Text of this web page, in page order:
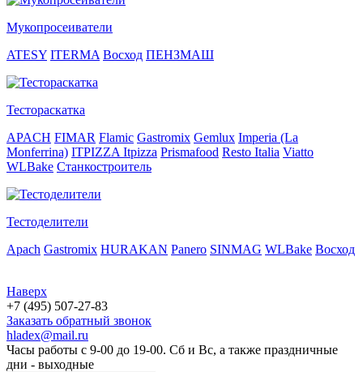
Мукопросеиватели
ATESY ITERMA Восход ПЕНЗМАШ
Тестораскатка
APACH FIMAR Flamic Gastromix Gemlux Imperia (La
Monferrina) ITPIZZA Itpizza Prismafood Resto Italia Viatto
WLBake Станкостроитель
Тестоделители
Apach Gastromix HURAKAN Panero SINMAG WLBake Восход
Наверх
+7 (495) 507-27-83
Заказать обратный звонок
hladex@mail.ru
Часы работы с 9-00 до 19-00. Сб и Вс, а также праздничные
дни - выходные